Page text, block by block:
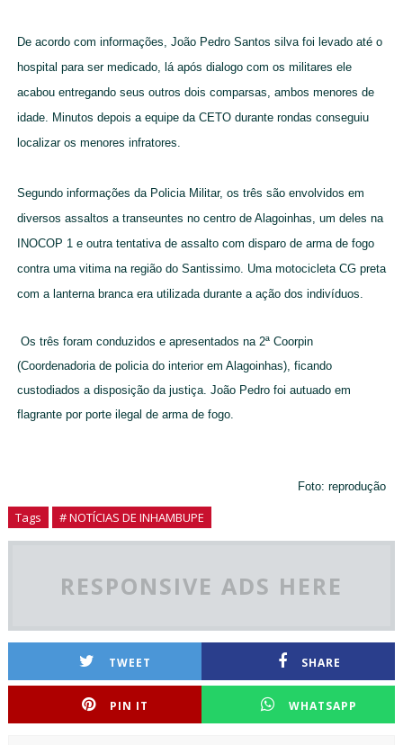
De acordo com informações, João Pedro Santos silva foi levado até o
hospital para ser medicado, lá após dialogo com os militares ele
acabou entregando seus outros dois comparsas, ambos menores de
idade. Minutos depois a equipe da CETO durante rondas conseguiu
localizar os menores infratores.
Segundo informações da Policia Militar, os três são envolvidos em
diversos assaltos a transeuntes no centro de Alagoinhas, um deles na
INOCOP 1 e outra tentativa de assalto com disparo de arma de fogo
contra uma vitima na região do Santissimo. Uma motocicleta CG preta
com a lanterna branca era utilizada durante a ação dos indivíduos.
Os três foram conduzidos e apresentados na 2ª Coorpin
(Coordenadoria de policia do interior em Alagoinhas), ficando
custodiados a disposição da justiça. João Pedro foi autuado em
flagrante por porte ilegal de arma de fogo.
Foto: reprodução
Tags # NOTÍCIAS DE INHAMBUPE
RESPONSIVE ADS HERE
TWEET SHARE
PIN IT WHATSAPP